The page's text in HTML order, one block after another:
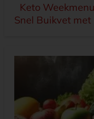
Keto
Snel Buikvet